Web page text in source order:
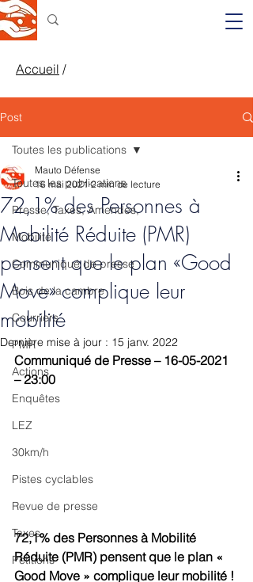
Accueil /
Post
Toutes les publications
Presse, Taxes, Amendes,
Mobilité
Communiqué de presse
Bois de la cambre
Courriers
PMR
Actions
Enquêtes
LEZ
30km/h
Pistes cyclables
Revue de presse
Taxes
Petitions
Toutes les publications
72,1% des Personnes à
Mobilité Réduite (PMR)
pensent que le plan «Good
Move» complique leur
mobilité
Mauto Défense
16 mai 2021 2 min de lecture
Dernière mise à jour : 15 janv. 2022
Communiqué de Presse – 16-05-2021
– 23:00
72,1% des Personnes à Mobilité
Réduite (PMR) pensent que le plan «
Good Move » complique leur mobilité !